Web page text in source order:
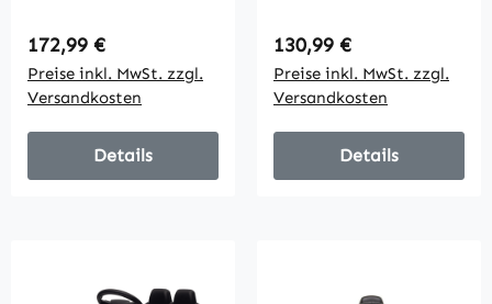
Regulärer Preis:
172,99 €
Preise inkl. MwSt. zzgl.
Versandkosten
Details
Scheinwerfer, Musik,
rot
Regulärer Preis:
130,99 €
Preise inkl. MwSt. zzgl.
Versandkosten
Details